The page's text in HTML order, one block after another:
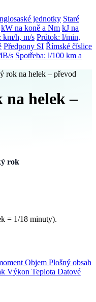
jednotky Staré
kW na koně a Nm kJ na
km/h, m/s Průtok: l/min,
Předpony SI Římské číslice
s Spotřeba: l/100 km a
rok na helek – převod
na helek –
rok
= 1/18 minuty).
Objem Plošný obsah
Výkon Teplota Datové